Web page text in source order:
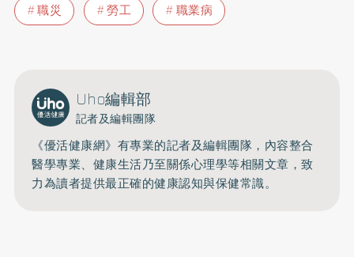
職災 勞工 職業病
Uho編輯部
記者及編輯團隊
《優活健康網》有專業的記者及編輯團隊，內容整合
醫學專業、健康生活乃至關係心理學等相關文章，致
力為讀者提供最正確的健康認知與保健常識。